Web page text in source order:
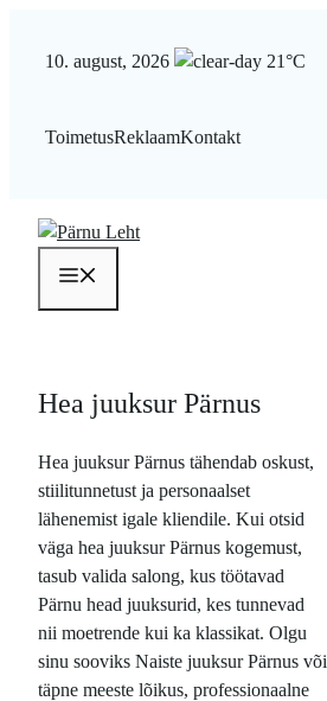
10. august, 2026 21°C
ToimetusReklaamKontakt
Hea juuksur Pärnus
Hea juuksur Pärnus tähendab oskust,
stiilitunnetust ja personaalset
lähenemist igale kliendile. Kui otsid
väga hea juuksur Pärnus kogemust,
tasub valida salong, kus töötavad
Pärnu head juuksurid, kes tunnevad
nii moetrende kui ka klassikat. Olgu
sinu sooviks Naiste juuksur Pärnus või
täpne meeste lõikus, professionaalne